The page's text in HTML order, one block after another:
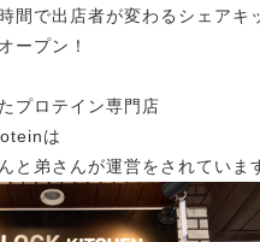
間で出店者が変わるシェアキ
ープン！
プロテイン専門店
は
と弟さんが運営をされていま